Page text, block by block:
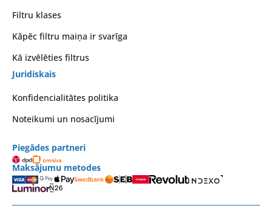
Filtru klases
Kāpēc filtru maiņa ir svarīga
Kā izvēlēties filtrus
Juridiskais
Konfidencialitātes politika
Noteikumi un nosacījumi
Piegādes partneri
Maksājumu metodes